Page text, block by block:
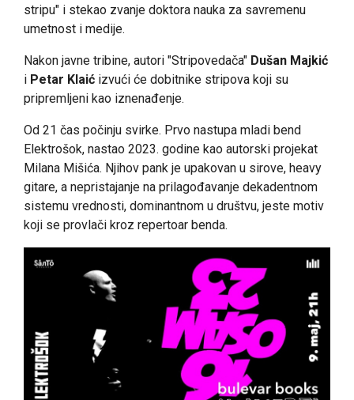
stripu" i stekao zvanje doktora nauka za savremenu
umetnost i medije.
Nakon javne tribine, autori "Stripovedača" Dušan Majkić
i Petar Klaić izvući će dobitnike stripova koji su
pripremljeni kao iznenađenje.
Od 21 čas počinju svirke. Prvo nastupa mladi bend
Elektrošok, nastao 2023. godine kao autorski projekat
Milana Mišića. Njihov pank je upakovan u sirove, heavy
gitare, a nepristajanje na prilagođavanje dekadentnom
sistemu vrednosti, dominantnom u društvu, jeste motiv
koji se provlači kroz repertoar benda.